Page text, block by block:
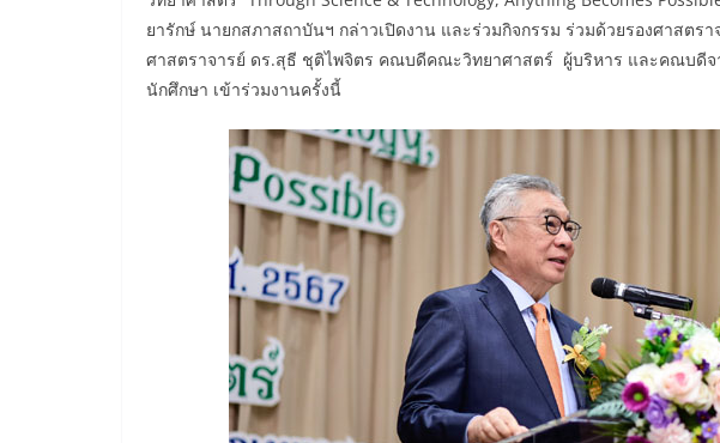
ยารักษ์ นายกสภาสถาบันฯ กล่าวเปิดงาน และร่วมกิจกรรม ร่วมด้วยรองศาสตร
ศาสตราจารย์ ดร.สุธี ชุติไพจิตร คณบดีคณะวิทยาศาสตร์ ผู้บริหาร และคณบดีจ
นักศึกษา เข้าร่วมงานครั้งนี้